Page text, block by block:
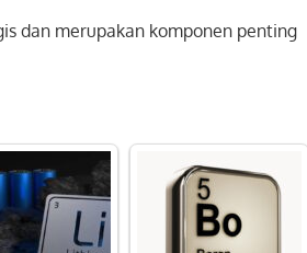
dan merupakan komponen penting